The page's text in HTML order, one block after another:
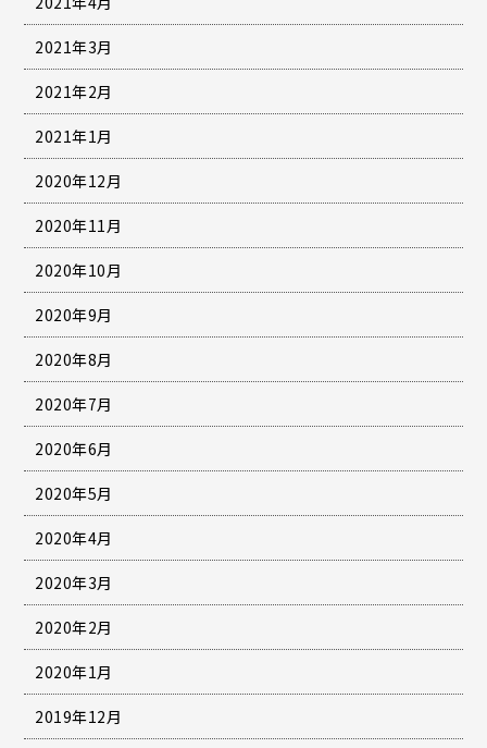
2021年3月
2021年2月
2021年1月
2020年12月
2020年11月
2020年10月
2020年9月
2020年8月
2020年7月
2020年6月
2020年5月
2020年4月
2020年3月
2020年2月
2020年1月
2019年12月